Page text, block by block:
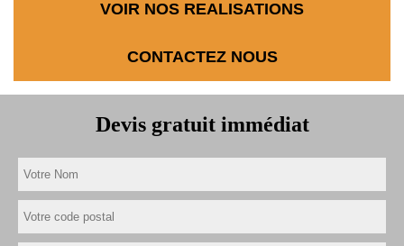
VOIR NOS REALISATIONS
CONTACTEZ NOUS
Devis gratuit immédiat